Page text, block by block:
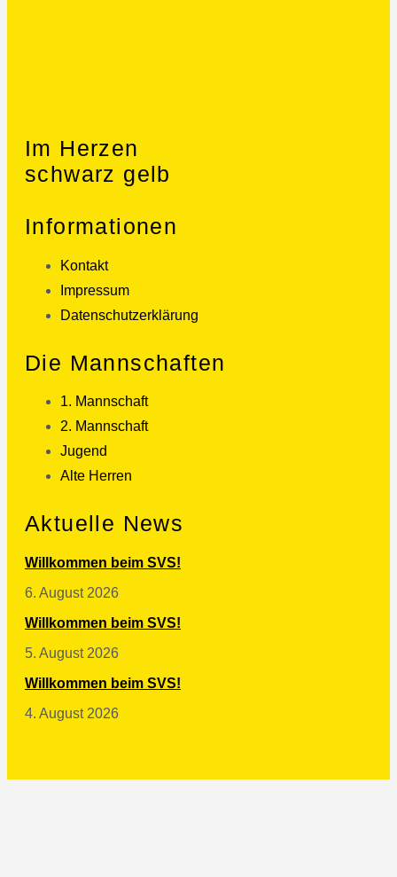
Im Herzen
schwarz gelb
Informationen
Kontakt
Impressum
Datenschutzerklärung
Die Mannschaften
1. Mannschaft
2. Mannschaft
Jugend
Alte Herren
Aktuelle News
Willkommen beim SVS!
6. August 2026
Willkommen beim SVS!
5. August 2026
Willkommen beim SVS!
4. August 2026